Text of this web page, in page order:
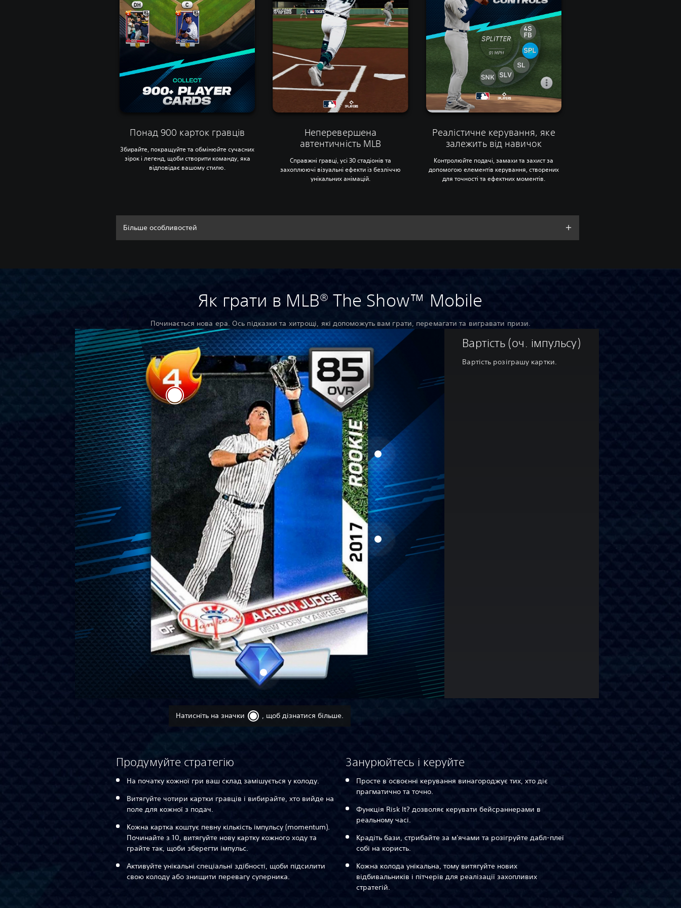
Понад 900 карток гравців
Збирайте, покращуйте та обмінюйте сучасних
зірок і легенд, щоби створити команду, яка
відповідає вашому стилю.
Неперевершена
автентичність MLB
Справжні гравці, усі 30 стадіонів та
захоплюючі візуальні ефекти із безліччю
унікальних анімацій.
Реалістичне керування, яке
залежить від навичок
Контролюйте подачі, замахи та захист за
допомогою елементів керування, створених
для точності та ефектних моментів.
Більше особливостей
Як грати в MLB® The Show™ Mobile
Починається нова ера. Ось підказки та хитрощі, які допоможуть вам грати, перемагати та вигравати призи.
Вартість (оч. імпульсу)
Вартість розіграшу картки.
Натисніть на значки , щоб дізнатися більше.
Продумуйте стратегію
На початку кожної гри ваш склад замішується у колоду.
Витягуйте чотири картки гравців і вибирайте, хто вийде на
поле для кожної з подач.
Кожна картка коштує певну кількість імпульсу (momentum).
Починайте з 10, витягуйте нову картку кожного ходу та
грайте так, щоби зберегти імпульс.
Активуйте унікальні спеціальні здібності, щоби підсилити
свою колоду або знищити перевагу суперника.
Занурюйтесь і керуйте
Просте в освоєнні керування винагороджує тих, хто діє
прагматично та точно.
Функція Risk It? дозволяє керувати бейсраннерами в
реальному часі.
Крадіть бази, стрибайте за м'ячами та розігруйте дабл-плеї
собі на користь.
Кожна колода унікальна, тому витягуйте нових
відбивальників і пітчерів для реалізації захопливих
стратегій.